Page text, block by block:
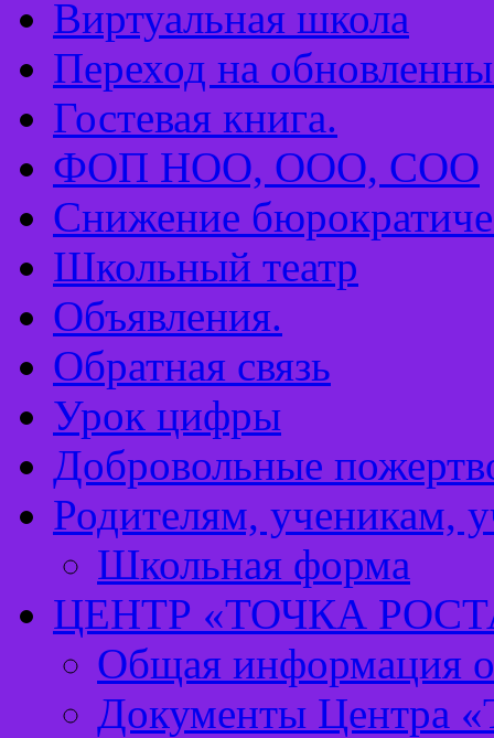
Виртуальная школа
Переход на
Гостевая книга.
ФОП НОО, ООО, СОО
Снижение
Школьный театр
Объявления.
Обратная связь
Урок цифры
Добровольные
Родителям, ученикам,
Школьная форма
ЦЕНТР «ТОЧКА
Общая информация о
Документы Центра